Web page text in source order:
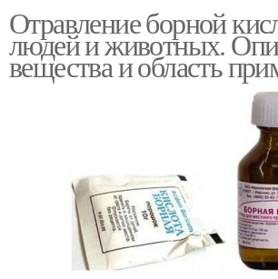
Отравление борной
людей и животных.
вещества и область